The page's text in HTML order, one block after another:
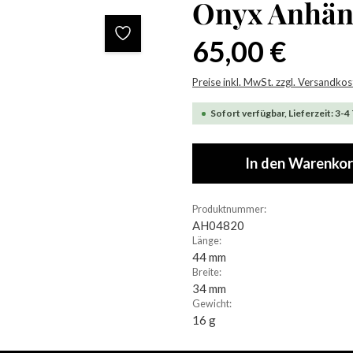
Onyx
65,00 €
Preise inkl. MwSt. zzgl.
Sofort verfügbar, Lieferzeit: 3-4
In den
Produktnummer:
AH04820
Länge:
44 mm
Breite:
34 mm
Gewicht:
16 g